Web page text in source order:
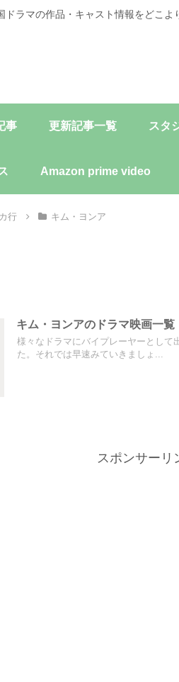
ドラマの作品・キャスト情報をどこよ
事 更新記事一覧 スタ
Amazon prime video
行 キム・ヨンア
キム・ヨンアのドラマ映画一
様々なドラマにバイプレーヤーとして
た。それでは早速みていきましょ...
スポンサーリ